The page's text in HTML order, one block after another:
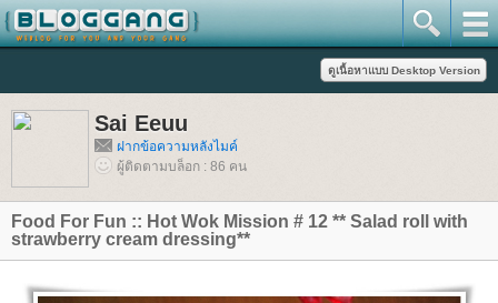
Sai Eeuu
ฝากข้อความหลังไมค์
ผู้ติดตามบล็อก : 86 คน
Food For Fun :: Hot Wok Mission # 12 ** Salad roll with
strawberry cream dressing**